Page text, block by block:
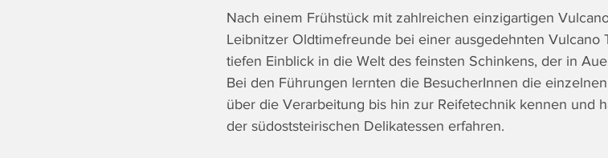
Nach einem Frühstück mit zahlreichen einzigartigen
Leibnitzer Oldtimefreunde bei einer ausgedehnten Vulcano
tiefen Einblick in die Welt des feinsten Schinkens, der in
Bei den Führungen lernten die BesucherInnen die
über die Verarbeitung bis hin zur Reifetechnik kennen und
der südoststeirischen Delikatessen erfahren.